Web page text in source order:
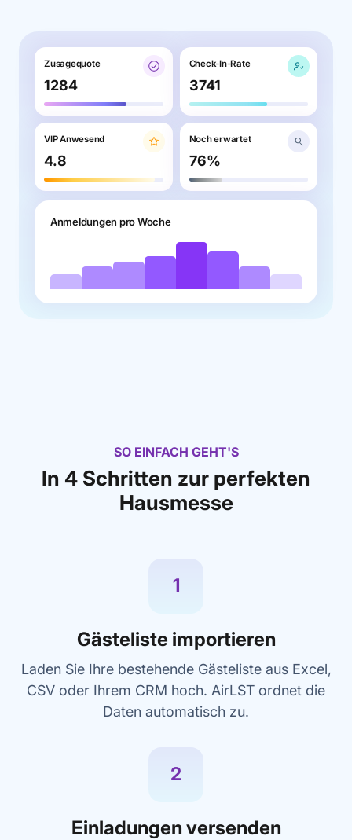
Zusagequote
1284
Check-In-Rate
3741
VIP Anwesend
4.8
Noch erwartet
76%
Anmeldungen pro Woche
SO EINFACH GEHT'S
In 4 Schritten zur perfekten
Hausmesse
1
Gästeliste importieren
Laden Sie Ihre bestehende Gästeliste aus Excel,
CSV oder Ihrem CRM hoch. AirLST ordnet die
Daten automatisch zu.
2
Einladungen versenden